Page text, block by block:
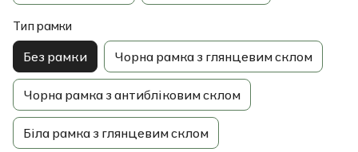
Тип рамки
Без рамки Чорна рамка з глянцевим склом
Чорна рамка з антибліковим склом
Біла рамка з глянцевим склом